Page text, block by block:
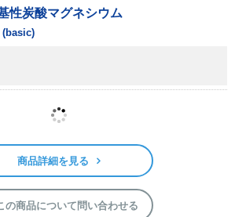
商品詳細を見る
この商品について問い合わせる